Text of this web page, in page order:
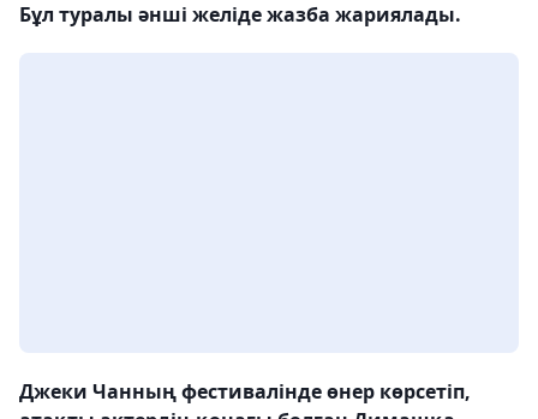
Бұл туралы әнші желіде жазба жариялады.
Джеки Чанның фестивалінде өнер көрсетіп,